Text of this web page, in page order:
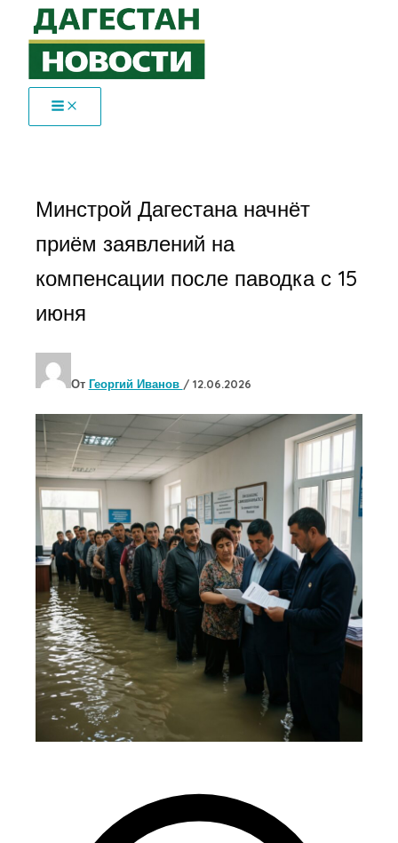
Перейти
содержимому
Минстрой Дагестана начнёт
приём заявлений на
компенсации после паводка с 15
июня
От Георгий Иванов / 12.06.2026